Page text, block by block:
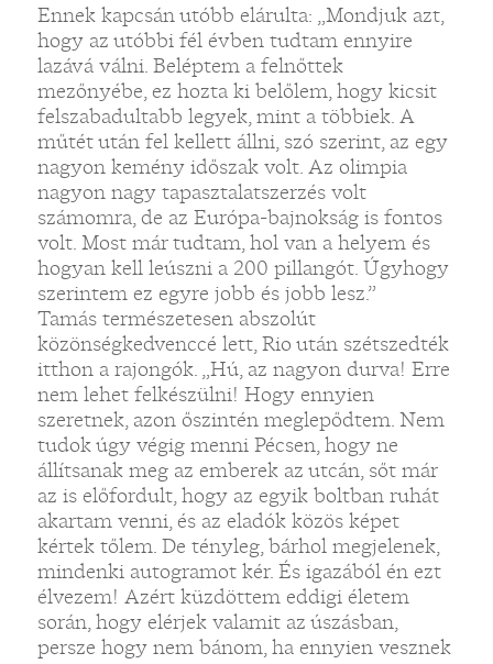
Ennek kapcsán utóbb elárulta: „Mondjuk azt,
hogy az utóbbi fél évben tudtam ennyire
lazává válni. Beléptem a felnőttek
mezőnyébe, ez hozta ki belőlem, hogy kicsit
felszabadultabb legyek, mint a többiek. A
műtét után fel kellett állni, szó szerint, az egy
nagyon kemény időszak volt. Az olimpia
nagyon nagy tapasztalatszerzés volt
számomra, de az Európa-bajnokság is fontos
volt. Most már tudtam, hol van a helyem és
hogyan kell leúszni a 200 pillangót. Úgyhogy
szerintem ez egyre jobb és jobb lesz.”
Tamás természetesen abszolút
közönségkedvenccé lett, Rio után szétszedték
itthon a rajongók. „Hú, az nagyon durva! Erre
nem lehet felkészülni! Hogy ennyien
szeretnek, azon őszintén meglepődtem. Nem
tudok úgy végig menni Pécsen, hogy ne
állítsanak meg az emberek az utcán, sőt már
az is előfordult, hogy az egyik boltban ruhát
akartam venni, és az eladók közös képet
kértek tőlem. De tényleg, bárhol megjelenek,
mindenki autogramot kér. És igazából én ezt
élvezem! Azért küzdöttem eddigi életem
során, hogy elérjek valamit az úszásban,
persze hogy nem bánom, ha ennyien vesznek